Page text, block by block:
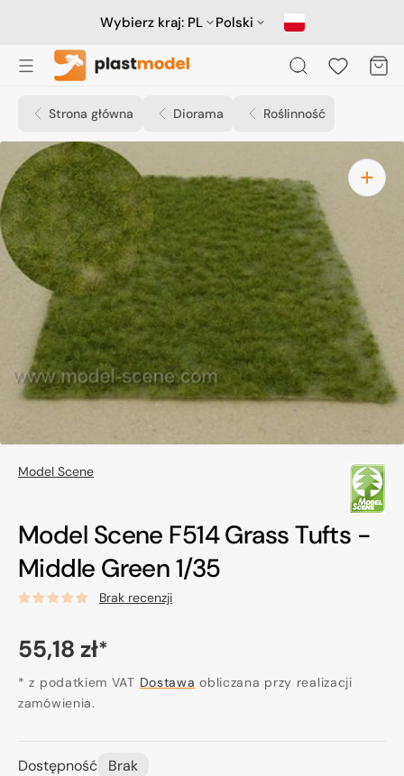
Wybierz kraj: PL Polski
Koszyk
Strona główna Diorama Roślinność
Otwórz
media
1
w
widoku
galerii
Model Scene
Model Scene F514 Grass Tufts -
Middle Green 1/35
Brak recenzji
Cena
regularna
55,18 zł*
* z podatkiem VAT Dostawa obliczana przy realizacji
zamówienia.
Dostępność Brak